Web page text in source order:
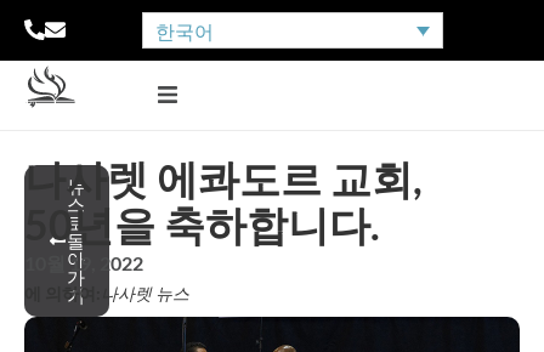
한국어
뉴
스
로
돌
아
가
기
나사렛 에콰도르 교회,
50년을 축하합니다.
10월 19, 2022
에 의하여: 나사렛 뉴스